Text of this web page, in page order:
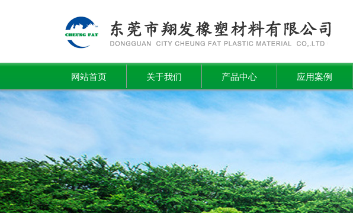
网站首页 关于我们 产品中心 应用案例